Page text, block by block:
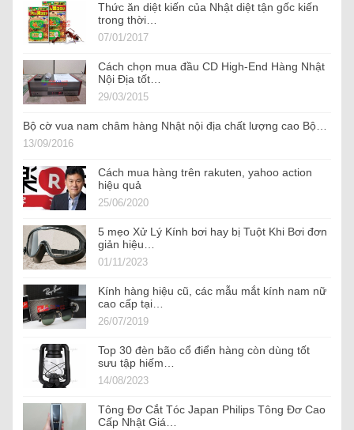
Thức ăn diệt kiến của Nhật diệt tận gốc kiến
trong thời…
07/01/2017
Cách chọn mua đầu CD High-End Hàng Nhật
Nội Địa tốt…
29/03/2015
Bộ cờ vua nam châm hàng Nhật nội địa chất lượng cao Bộ…
13/09/2016
Cách mua hàng trên rakuten, yahoo action
hiệu quả
25/06/2020
5 mẹo Xử Lý Kính bơi hay bị Tuột Khi Bơi đơn
giản hiệu…
01/11/2023
Kính hàng hiệu cũ, các mẫu mắt kính nam nữ
cao cấp tại…
26/07/2019
Top 30 đèn bão cổ điển hàng còn dùng tốt
sưu tập hiếm…
14/08/2023
Tông Đơ Cắt Tóc Japan Philips Tông Đơ Cao
Cấp Nhật Giá…